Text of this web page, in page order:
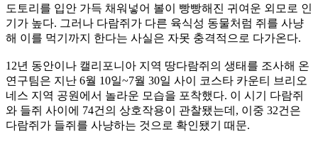
도토리를 입안 가득 채워넣어 볼이 빵빵해진 귀여운 외모로 인
기가 높다. 그러나 다람쥐가 다른 육식성 동물처럼 쥐를 사냥
해 이를 먹기까지 한다는 사실은 자못 충격적으로 다가온다.
12년 동안이나 캘리포니아 지역 땅다람쥐의 생태를 조사해 온
연구팀은 지난 6월 10일~7월 30일 사이 코스타 카운티 브리오
네스 지역 공원에서 놀라운 모습을 포착했다. 이 시기 다람쥐
와 들쥐 사이에 74건의 상호작용이 관찰됐는데, 이중 32건은
다람쥐가 들쥐를 사냥하는 것으로 확인됐기 때문.